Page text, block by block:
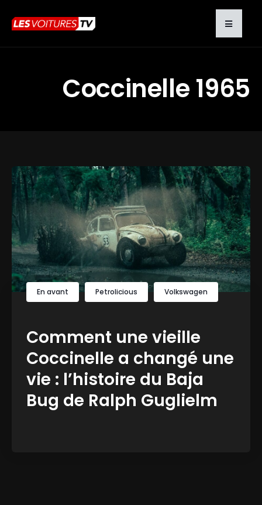
Coccinelle 1965
En avant Petrolicious Volkswagen
Comment une vieille
Coccinelle a changé une
vie : l’histoire du Baja
Bug de Ralph Guglielm